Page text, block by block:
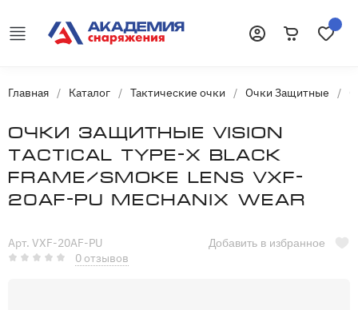
Главная / Каталог / Тактические очки / Очки Защитные /
Очки защитные Vision
Tactical Type-X Black
Frame/Smoke Lens VXF-
20AF-PU Mechanix Wear
Арт. VXF-20AF-PU
0 отзывов
Добавить в избранное